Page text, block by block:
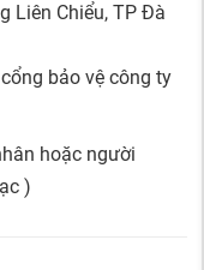
Liên Chiểu, TP Đà
bảo vệ công ty
hoặc người
)